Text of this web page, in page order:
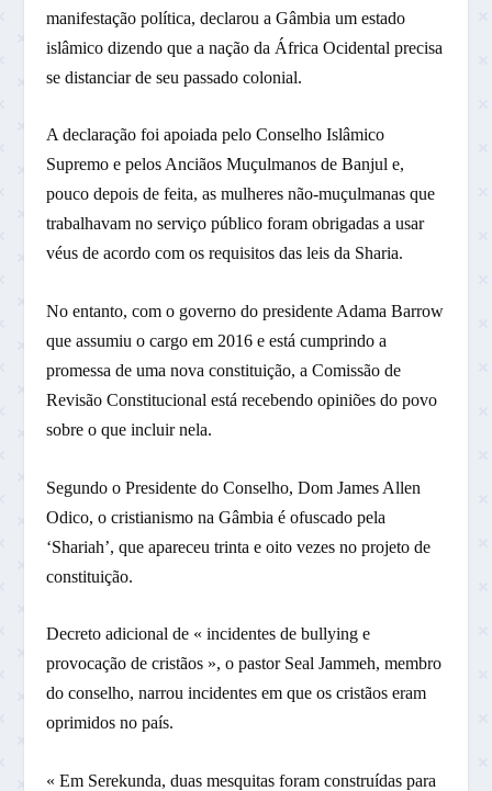
manifestação política, declarou a Gâmbia um estado
islâmico dizendo que a nação da África Ocidental precisa
se distanciar de seu passado colonial.
A declaração foi apoiada pelo Conselho Islâmico
Supremo e pelos Anciãos Muçulmanos de Banjul e,
pouco depois de feita, as mulheres não-muçulmanas que
trabalhavam no serviço público foram obrigadas a usar
véus de acordo com os requisitos das leis da Sharia.
No entanto, com o governo do presidente Adama Barrow
que assumiu o cargo em 2016 e está cumprindo a
promessa de uma nova constituição, a Comissão de
Revisão Constitucional está recebendo opiniões do povo
sobre o que incluir nela.
Segundo o Presidente do Conselho, Dom James Allen
Odico, o cristianismo na Gâmbia é ofuscado pela
‘Shariah’, que apareceu trinta e oito vezes no projeto de
constituição.
Decreto adicional de « incidentes de bullying e
provocação de cristãos », o pastor Seal Jammeh, membro
do conselho, narrou incidentes em que os cristãos eram
oprimidos no país.
« Em Serekunda, duas mesquitas foram construídas para